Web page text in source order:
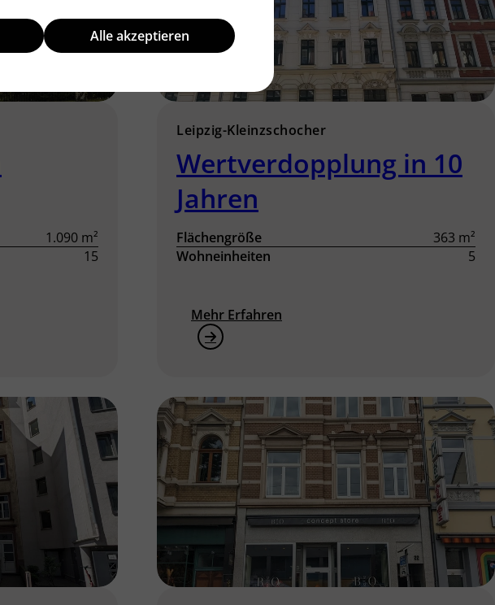
1.090 m²
15
Leipzig-Kleinzschocher
Wertverdopplung in 10
Jahren
Flächengröße
363 m²
Wohneinheiten
5
Mehr Erfahren
Alle akzeptieren